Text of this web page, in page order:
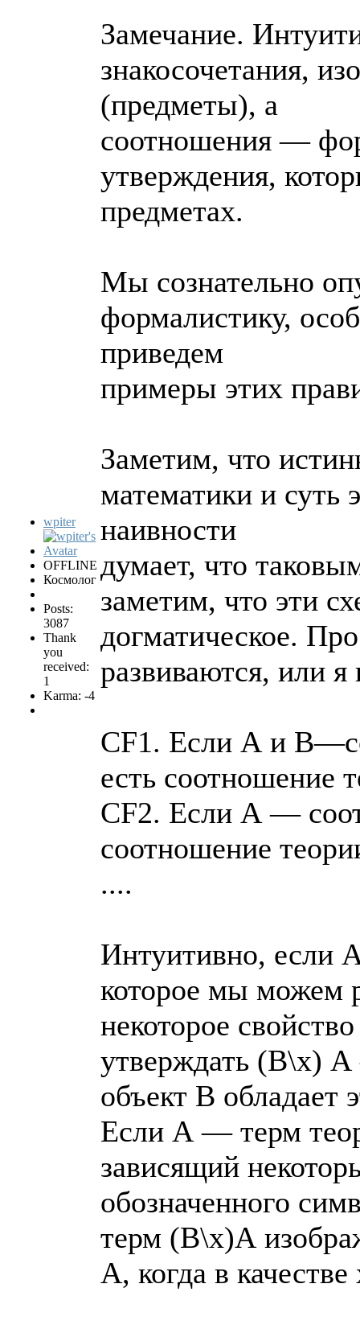
wpiter
OFFLINE
Космолог
Posts:
3087
Thank
you
received:
1
Karma: -4
Замечание.
знакосочетания,
(предметы), а
соотношения —
утверждения,
предметах.
Мы сознательно
формалистику,
приведем
примеры этих
Заметим, что
математики и суть
наивности
думает, что
заметим, что эти
догматическое.
развиваются, или
CF1. Если А и
есть соотношение
CF2. Если А —
соотношение
....
Интуитивно, если
которое мы можем
некоторое
утверждать (В\х) А
объект В обладает
Если А — терм
зависящий
обозначенного
терм (В\х)А
А, когда в